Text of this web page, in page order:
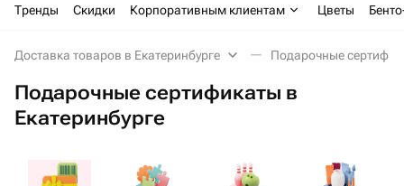
Тренды Скидки Корпоративным клиентам Цветы
Доставка товаров в Екатеринбурге Подарочные
Подарочные сертификаты в
Екатеринбурге